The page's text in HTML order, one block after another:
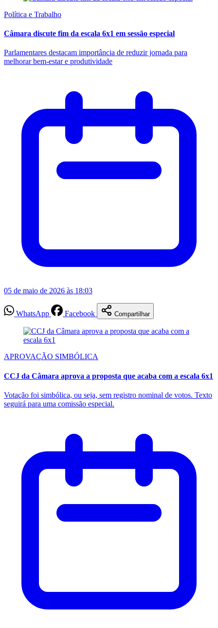
Política e Trabalho
Câmara discute fim da escala 6x1 em sessão especial
Parlamentares destacam importância de reduzir jornada para
melhorar bem-estar e produtividade
05 de maio de 2026 às 18:03
WhatsApp Facebook Compartilhar
APROVAÇÃO SIMBÓLICA
CCJ da Câmara aprova a proposta que acaba com a escala 6x1
Votação foi simbólica, ou seja, sem registro nominal de votos. Texto
seguirá para uma comissão especial.